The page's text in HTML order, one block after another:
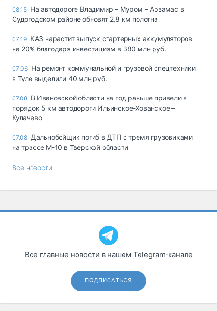
08:15 На автодороге Владимир – Муром – Арзамас в
Судогодском районе обновят 2,8 км полотна
07:19 КАЗ нарастит выпуск стартерных аккумуляторов
на 20% благодаря инвестициям в 380 млн руб.
07:06 На ремонт коммунальной и грузовой спецтехники
в Туле выделили 40 млн руб.
07.08 В Ивановской области на год раньше привели в
порядок 5 км автодороги Ильинское-Хованское –
Кулачево
07.08 Дальнобойщик погиб в ДТП с тремя грузовиками
на трассе М-10 в Тверской области
Все новости
Все главные новости в нашем Telegram‑канале
ПОДПИСАТЬСЯ